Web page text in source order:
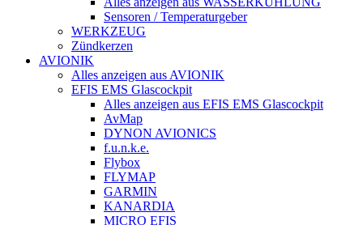
Sensoren / Temperaturgeber
WERKZEUG
Zündkerzen
AVIONIK
Alles anzeigen aus AVIONIK
EFIS EMS Glascockpit
Alles anzeigen aus EFIS EMS Glascockpit
AvMap
DYNON AVIONICS
f.u.n.k.e.
Flybox
FLYMAP
GARMIN
KANARDIA
MICRO EFIS